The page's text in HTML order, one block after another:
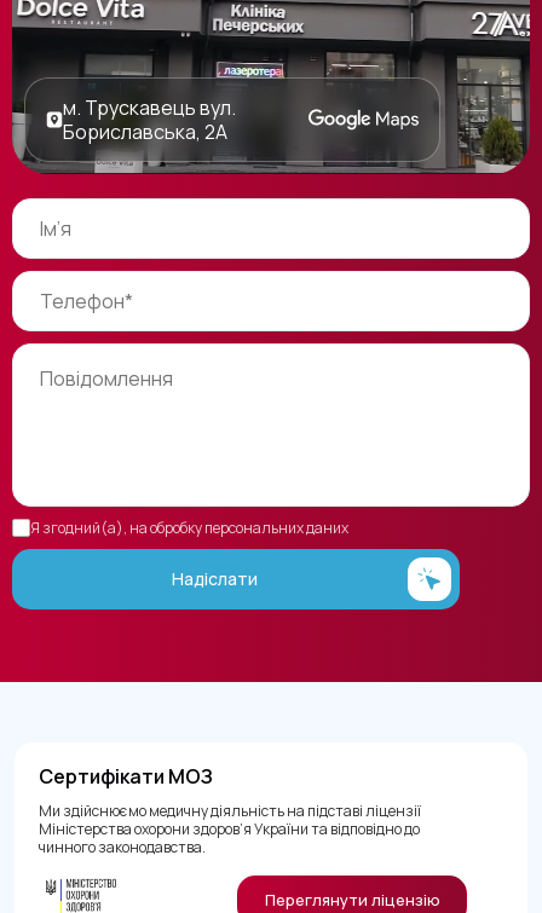
Я згодний(а), на обробку персональних даних
Надіслати
м. Трускавець вул.
Бориславська, 2А
Сертифікати МОЗ
Ми здійснюємо медичну діяльність на підставі ліцензії
Міністерства охорони здоров’я України та відповідно до
чинного законодавства.
Переглянути ліцензію